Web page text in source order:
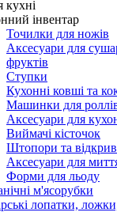
кухні
інвентар
Точилки для ножів
Аксесуари для
фруктів
Ступки
Кухонні ковші та
Машинки для
Аксесуари для
Виймачі кісточок
Штопори та
Аксесуари для
Форми для льоду
м'ясорубки
лопатки,